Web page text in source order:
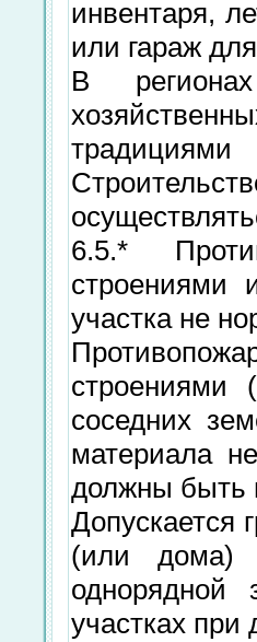
инвентаря,
или гараж
В
6.5.*
строениями
участка не
строениями
соседних
материала
должны быть
Допускается
(или дома)
однорядной
участках при